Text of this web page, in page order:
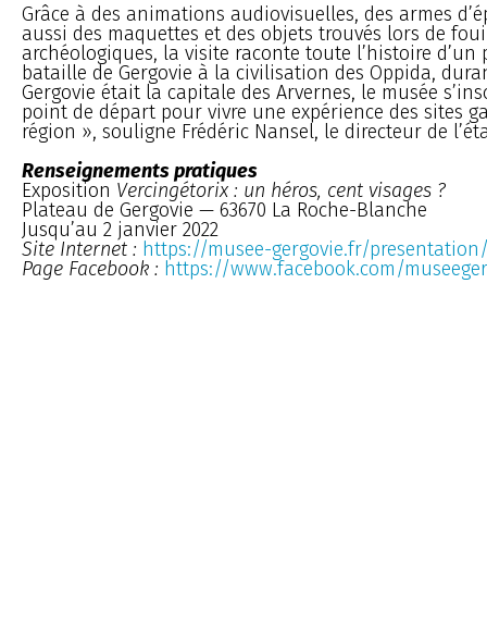
Grâce à des animations audiovisuelles, des armes
aussi des maquettes et des objets trouvés lors de
archéologiques, la visite raconte toute l’histoire d’un
bataille de Gergovie à la civilisation des Oppida,
Gergovie était la capitale des Arvernes, le musée
point de départ pour vivre une expérience des sites
région », souligne Frédéric Nansel, le directeur de
Renseignements pratiques
Exposition Vercingétorix : un héros, cent visages ?
Plateau de Gergovie — 63670 La Roche-Blanche
Jusqu’au 2 janvier 2022
Site Internet : https://musee-gergovie.fr/
Page Facebook : https://www.facebook.com/